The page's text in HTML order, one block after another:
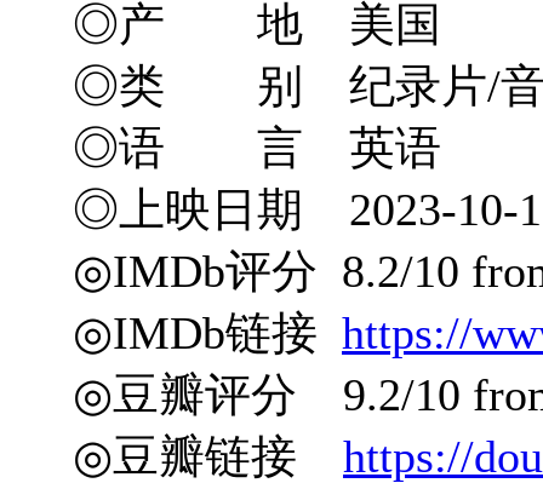
◎产 地 美国
◎类 别 纪录片/音
◎语 言 英语
◎上映日期 2023-10-
◎IMDb评分 8.2/10
◎IMDb链接 https://
◎豆瓣评分 9.2/10
◎豆瓣链接 https://